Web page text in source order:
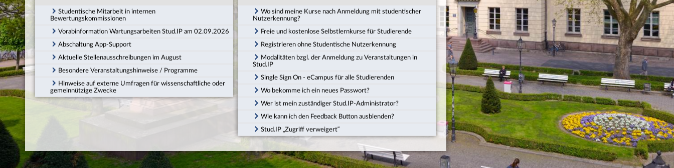
Studentische Mitarbeit in internen
Bewertungskommissionen
Vorabinformation Wartungsarbeiten Stud.IP am 02.09.2026
Abschaltung App-Support
Aktuelle Stellenausschreibungen im August
Besondere Veranstaltungshinweise / Programme
Hinweise auf externe Umfragen für wissenschaftliche oder
gemeinnützige Zwecke
Wo sind meine Kurse nach Anmeldung mit studentischer
Nutzerkennung?
Freie und kostenlose Selbstlernkurse für Studierende
Registrieren ohne Studentische Nutzerkennung
Modalitäten bzgl. der Anmeldung zu Veranstaltungen in
Stud.IP
Single Sign On - eCampus für alle Studierenden
Wo bekomme ich ein neues Passwort?
Wer ist mein zuständiger Stud.IP-Administrator?
Wie kann ich den Feedback Button ausblenden?
Stud.IP „Zugriff verweigert“